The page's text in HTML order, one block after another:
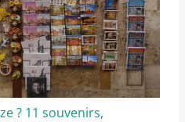
? 11 souvenirs,